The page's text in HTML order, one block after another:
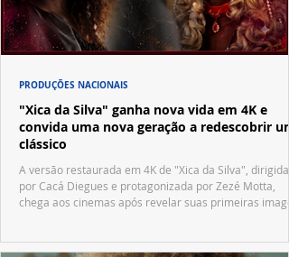
"Xica da Silva" ganha nova vida em 4K e
convida uma nova geração a redescobrir um
clássico
A versão restaurada em 4K de "Xica da Silva", dirigida
por Cacá Diegues e protagonizada por Zezé Motta,
chega aos cinemas após revelar suas primeiras
PRODUÇÕES NACIONAIS